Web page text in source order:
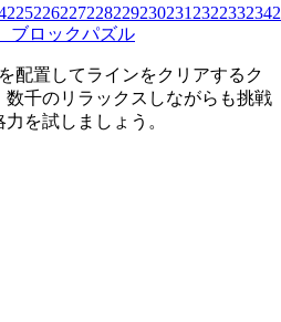
225226227228229230231 232233234
ブロックパズル
配置してラインをクリアするク
千のリラックスしながらも挑戦
を試しましょう。